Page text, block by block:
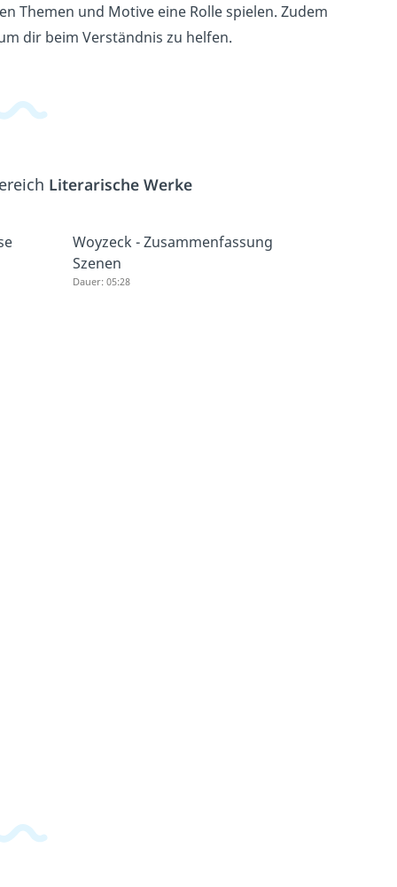
Themen und Motive eine Rolle spielen. Zudem
dir beim Verständnis zu helfen.
Literarische Werke
Woyzeck - Zusammenfassung
Szenen
Dauer: 05:28